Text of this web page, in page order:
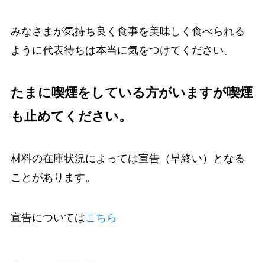
みなさまが気持ち良く食事を美味しく食べられる
ように代表待ちは本当に気をつけてください。
たまに喫煙をしている方がいますが喫煙
も止めてください。
材料の在庫状況によっては宣告（早終い）となる
ことがあります。
宣告についてはこちら